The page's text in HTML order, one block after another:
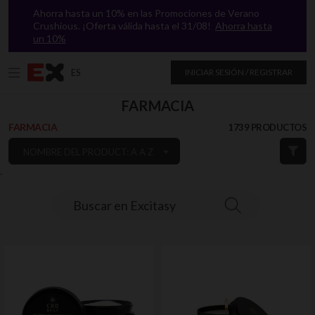
`
Ahorra hasta un 10% en las Promociones de Verano
Crushious. ¡Oferta válida hasta el 31/08! Ahorra hasta
un 10%
ES INICIAR SESIÓN / REGISTRAR
Buscar en Excitasy
FARMACIA
FARMACIA 1739 PRODUCTOS